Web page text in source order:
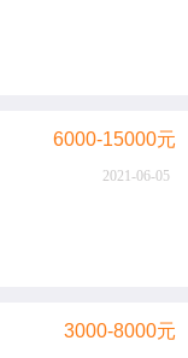
6000-15000元
2021-06-05
3000-8000元